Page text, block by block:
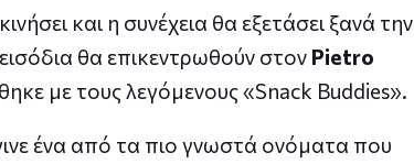
και η συνέχεια θα εξετάσει ξανά την
θα επικεντρωθούν στον Pietro
με τους λεγόμενους «Snack Buddies».
ένα από τα πιο γνωστά ονόματα που